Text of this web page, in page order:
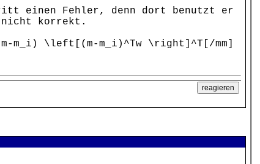
einen Fehler, denn dort benutzt er
nicht korrekt.
m_i) \left[(m-m_i)^Tw \right]^T[/mm]